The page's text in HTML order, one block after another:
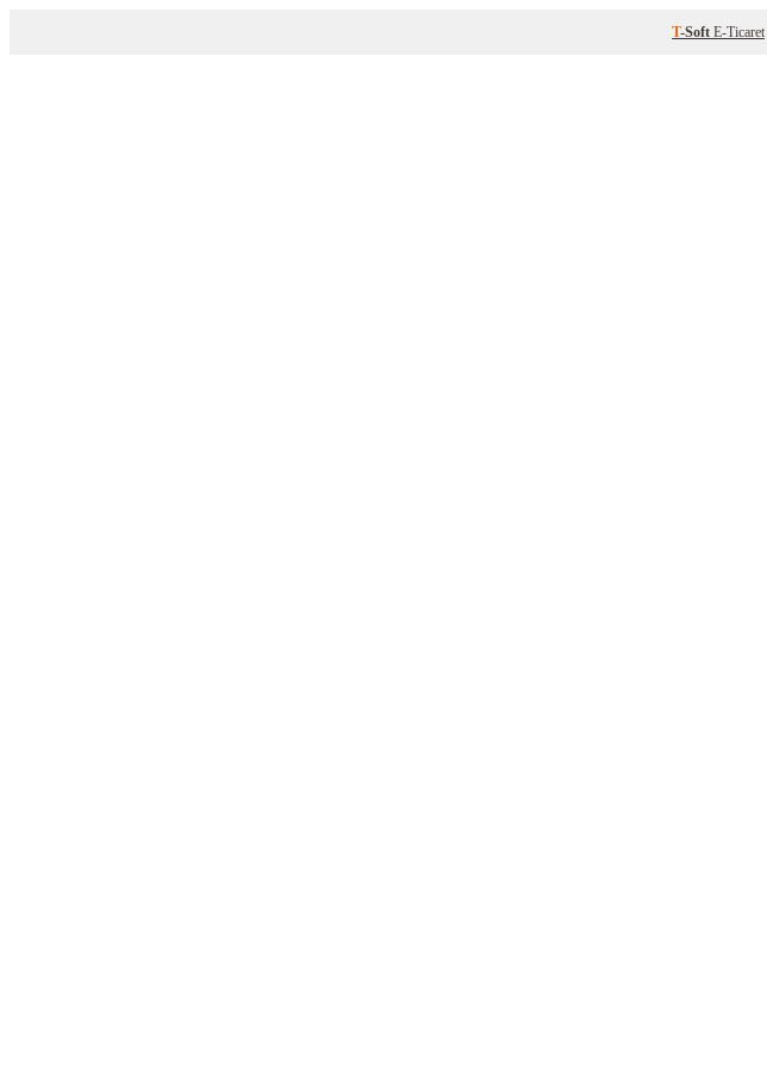
T-Soft E-Ticaret